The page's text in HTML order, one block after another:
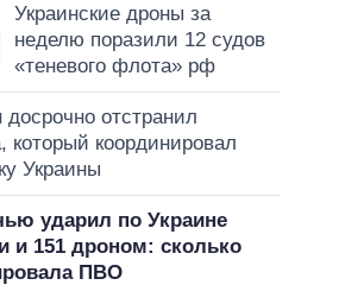
Украинские дроны за
неделю поразили 12 судов
«теневого флота» рф
досрочно отстранил
который координировал
Украины
ударил по Украине
и 151 дроном: сколько
ПВО